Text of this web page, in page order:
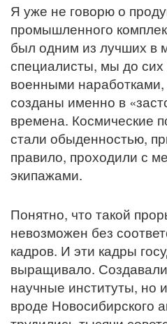
Я уже не говорю о
промышленного
был одним из лучших в
специалисты, мы до
военными
созданы именно в
времена. Космические
стали обыденностью,
правило, проходили с
экипажами.
Понятно, что такой
невозможен без
кадров. И эти кадры
выращивало.
научные институты, но
вроде Новосибирского